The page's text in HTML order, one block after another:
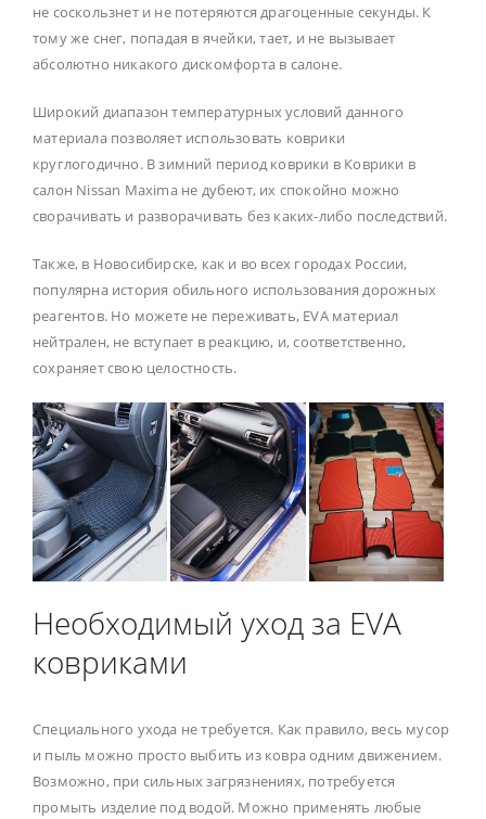
не соскользнет и не потеряются драгоценные секунды. К
тому же снег, попадая в ячейки, тает, и не вызывает
абсолютно никакого дискомфорта в салоне.
Широкий диапазон температурных условий данного
материала позволяет использовать коврики
круглогодично. В зимний период коврики в Коврики в
салон Nissan Maxima не дубеют, их спокойно можно
сворачивать и разворачивать без каких-либо последствий.
Также, в Новосибирске, как и во всех городах России,
популярна история обильного использования дорожных
реагентов. Но можете не переживать, EVA материал
нейтрален, не вступает в реакцию, и, соответственно,
сохраняет свою целостность.
Необходимый уход за EVA
ковриками
Специального ухода не требуется. Как правило, весь мусор
и пыль можно просто выбить из ковра одним движением.
Возможно, при сильных загрязнениях, потребуется
промыть изделие под водой. Можно применять любые